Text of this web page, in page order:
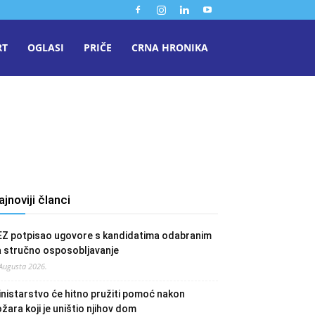
OGLASI PRIČE CRNA HRONIKA
članci
potpisao ugovore s kandidatima odabranim
stručno osposobljavanje
2026.
će hitno pružiti pomoć nakon
koji je uništio njihov dom